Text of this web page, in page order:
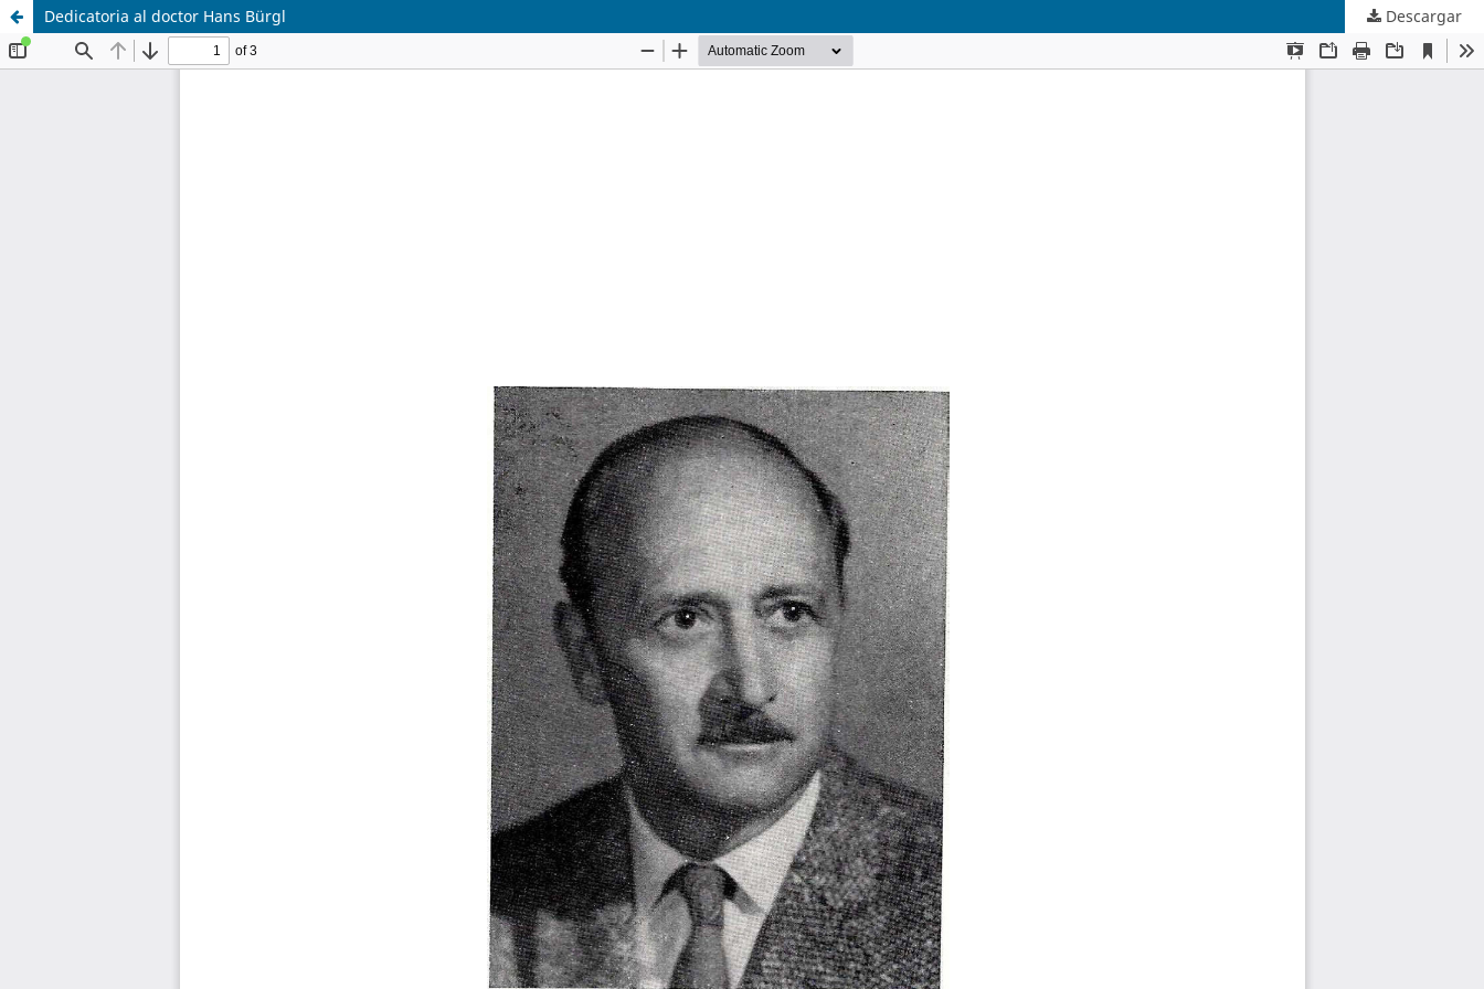
Dedicatoria al doctor Hans Bürgl Descargar